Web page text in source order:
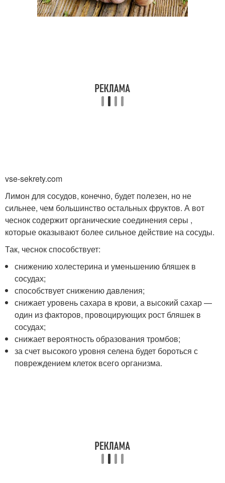
vse-sekrety.com
Лимон для сосудов, конечно, будет полезен, но не
сильнее, чем большинство остальных фруктов. А вот
чеснок содержит органические соединения серы ,
которые оказывают более сильное действие на сосуды.
Так, чеснок способствует:
снижению холестерина и уменьшению бляшек в
сосудах;
способствует снижению давления;
снижает уровень сахара в крови, а высокий сахар —
один из факторов, провоцирующих рост бляшек в
сосудах;
снижает вероятность образования тромбов;
за счет высокого уровня селена будет бороться с
повреждением клеток всего организма.